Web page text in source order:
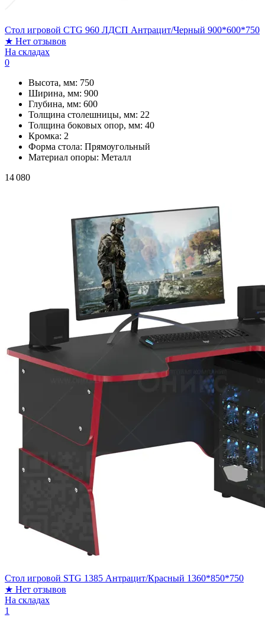
Стол игровой CTG 960 ЛДСП Антрацит/Черный 900*600*750
★ Нет отзывов
На складах
0
Высота, мм: 750
Ширина, мм: 900
Глубина, мм: 600
Толщина столешницы, мм: 22
Толщина боковых опор, мм: 40
Кромка: 2
Форма стола: Прямоугольный
Материал опоры: Металл
14 080
Стол игровой STG 1385 Антрацит/Красный 1360*850*750
★ Нет отзывов
На складах
1